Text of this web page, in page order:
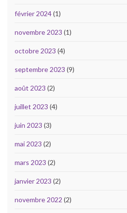
février 2024(1)
novembre 2023 (1)
octobre 2023 (4)
septembre 2023 (9)
août 2023 (2)
juillet 2023 (4)
juin 2023 (3)
mai 2023 (2)
mars 2023 (2)
janvier 2023 (2)
novembre 2022 (2)